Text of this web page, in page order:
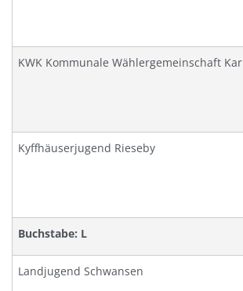
KWK Kommunale Wählergemeinschaft
Kyffhäuserjugend Rieseby
Buchstabe: L
Landjugend Schwansen